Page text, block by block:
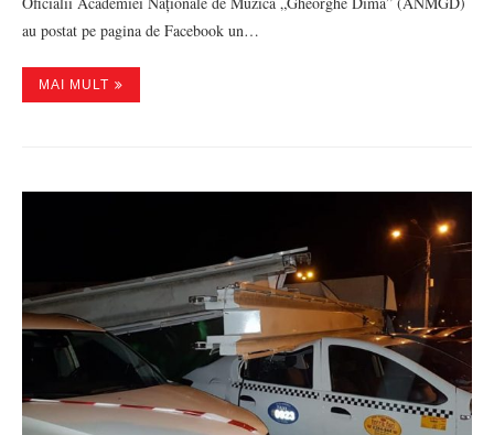
au postat pe pagina de Facebook un…
MAI MULT